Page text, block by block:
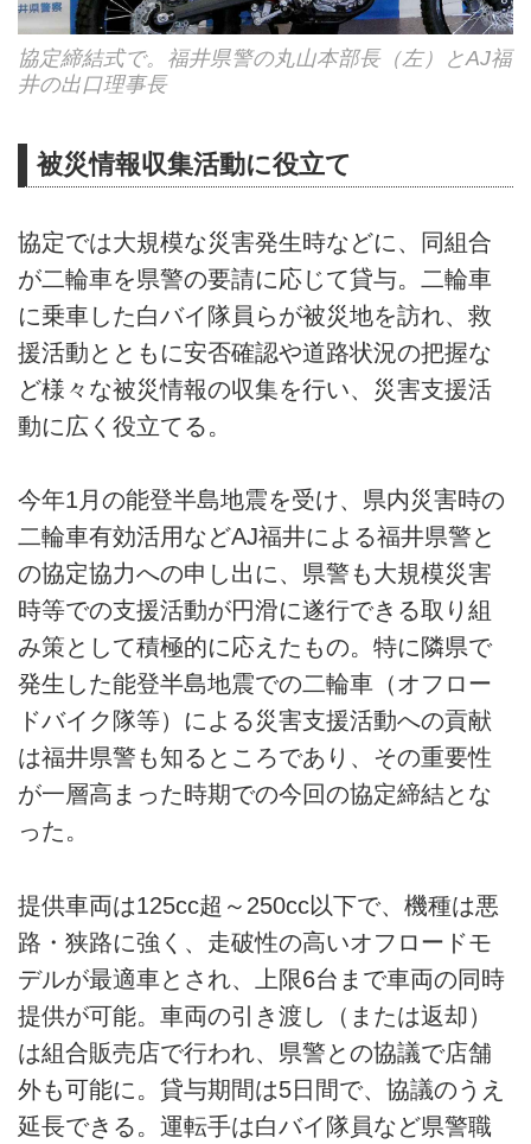
協定締結式で。福井県警の丸山本部長（左）とAJ福
井の出口理事長
被災情報収集活動に役立て
協定では大規模な災害発生時などに、同組合
が二輪車を県警の要請に応じて貸与。二輪車
に乗車した白バイ隊員らが被災地を訪れ、救
援活動とともに安否確認や道路状況の把握な
ど様々な被災情報の収集を行い、災害支援活
動に広く役立てる。
今年1月の能登半島地震を受け、県内災害時の
二輪車有効活用などAJ福井による福井県警と
の協定協力への申し出に、県警も大規模災害
時等での支援活動が円滑に遂行できる取り組
み策として積極的に応えたもの。特に隣県で
発生した能登半島地震での二輪車（オフロー
ドバイク隊等）による災害支援活動への貢献
は福井県警も知るところであり、その重要性
が一層高まった時期での今回の協定締結とな
った。
提供車両は125cc超～250cc以下で、機種は悪
路・狭路に強く、走破性の高いオフロードモ
デルが最適車とされ、上限6台まで車両の同時
提供が可能。車両の引き渡し（または返却）
は組合販売店で行われ、県警との協議で店舗
外も可能に。貸与期間は5日間で、協議のうえ
延長できる。運転手は白バイ隊員など県警職